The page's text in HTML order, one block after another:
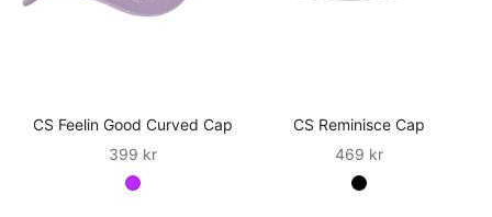
CS Feelin Good Curved Cap
Sale
399 kr
CS Reminisce Cap
Sale
469 kr